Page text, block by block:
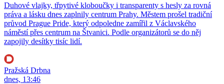
Duhové vlajky, třpytivé kloboučky i transparenty s hesly za rovná
práva a lásku dnes zaplnily centrum Prahy. Městem prošel tradiční
průvod Prague Pride, který odpoledne zamířil z Václavského
náměstí přes centrum na Štvanici. Podle organizátorů se do něj
zapojily desítky tisíc lidí.
Pražská Drbna
dnes, 13:46